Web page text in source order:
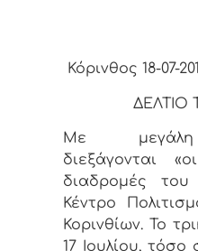
Κόρινθος 18-07-
ΔΕΛΤΙΟ
Με μεγάλη
διεξάγονται
διαδρομές
Κέντρο
Κορινθίων. Το
17 Ιουλίου, τόσο